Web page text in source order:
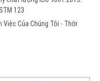
123
Của Chúng Tôi - Thời